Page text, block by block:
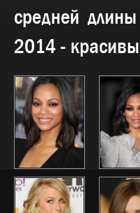
средней
2014 -